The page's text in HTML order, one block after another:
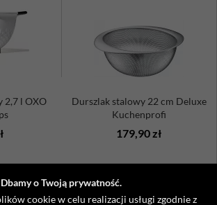
Dbamy o Twoją prywatność.
cookie w celu realizacji usługi zgodnie z
2,7 l OXO
Durszlak stalowy 22 cm Deluxe
Kuchenprofi
179,90 zł